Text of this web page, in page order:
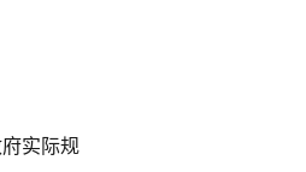
实际规